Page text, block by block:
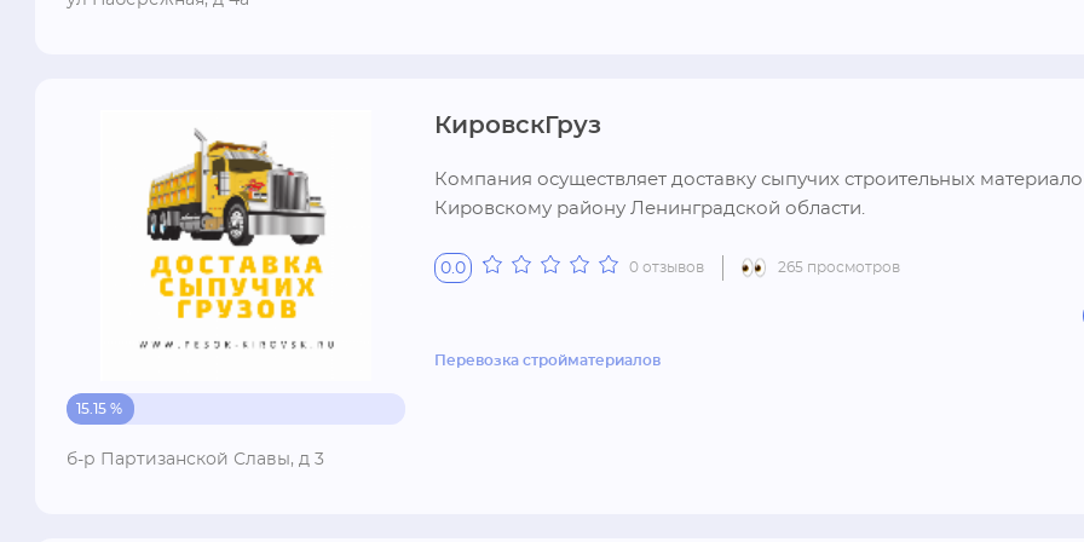
15.15 %
б-р Партизанской Славы, д 3
КировскГруз
Компания осуществляет доставку сыпучих строительных
Кировскому району Ленинградской области.
0.0 0 отзывов 265 просмотров
Перевозка стройматериалов